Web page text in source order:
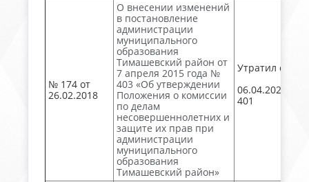
№ 174 от
26.02.2018
О внесении изменений
в постановление
администрации
муниципального
образования
Тимашевский район от
7 апреля 2015 года №
403 «Об утверждении
Положения о комиссии
по делам
несовершеннолетних и
защите их прав при
администрации
муниципального
образования
Тимашевский район»
Утратил силу
06.04.2020 №
401